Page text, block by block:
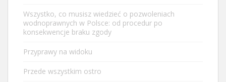
Wszystko, co musisz wiedzieć o pozwoleniach
wodnoprawnych w Polsce: od procedur po
konsekwencje braku zgody
Przyprawy na widoku
Przede wszystkim ostro